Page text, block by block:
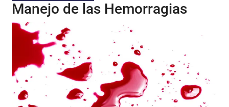
Manejo de las Hemorragias